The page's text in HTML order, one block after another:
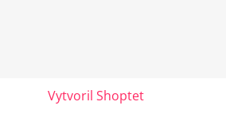
Vytvoril Shoptet